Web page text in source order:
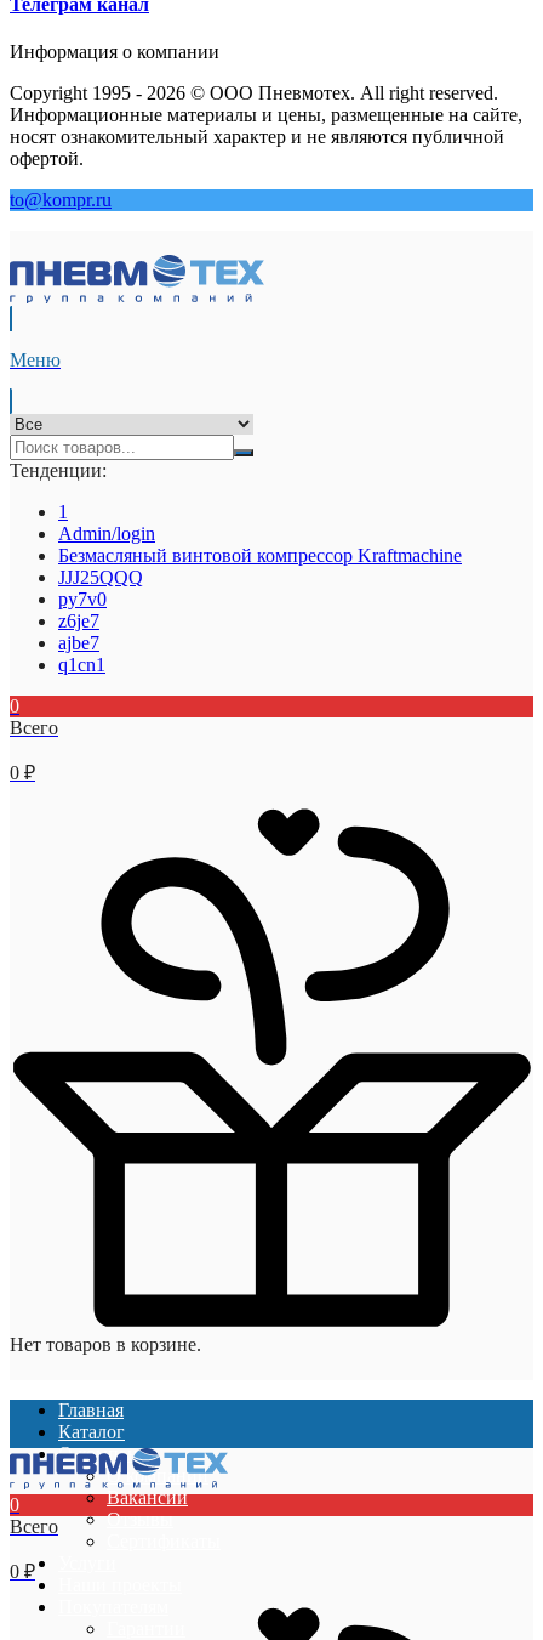
Телеграм канал
Информация о компании
Copyright 1995 - 2026 © ООО Пневмотех. All right reserved.
Информационные материалы и цены, размещенные на сайте,
носят ознакомительный характер и не являются публичной
офертой.
to@kompr.ru
Меню
Тенденции:
1
Admin/login
Безмасляный винтовой компрессор Kraftmaсhine
JJJ25QQQ
py7v0
z6je7
ajbe7
q1cn1
0
Всего
0 ₽
Нет товаров в корзине.
Главная
Каталог
О компании
О компании
Вакансии
Отзывы
0
Всего
0 ₽